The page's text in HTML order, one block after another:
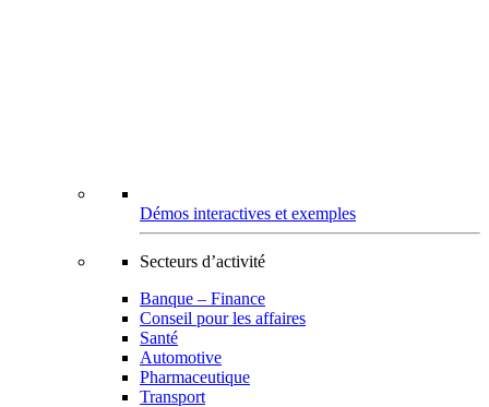
Démos interactives et exemples
Secteurs d’activité
Banque – Finance
Conseil pour les affaires
Santé
Automotive
Pharmaceutique
Transport